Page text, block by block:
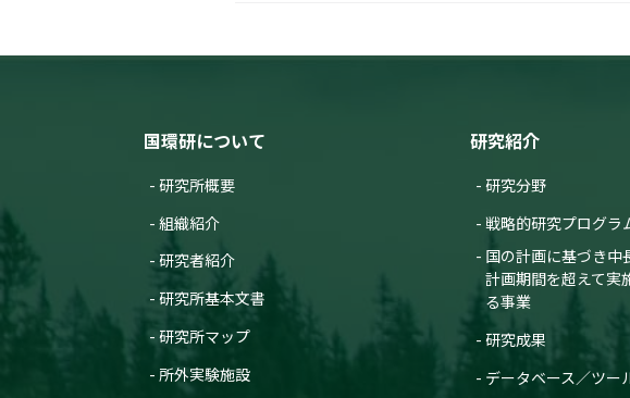
国環研について
研究所概要
組織紹介
研究者紹介
研究所基本文書
研究所マップ
所外実験施設
研究紹介
研究分野
戦略的研究プログラ
国の計画に基づき中
計画期間を超えて実
る事業
研究成果
データベース／ツー